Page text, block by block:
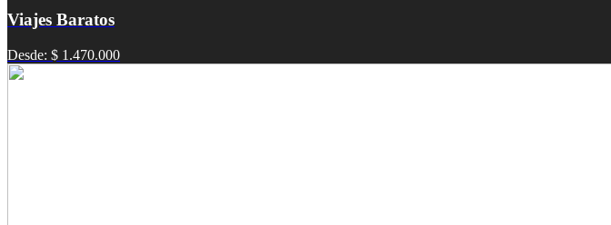
Viajes Baratos
Desde: $ 1.470.000